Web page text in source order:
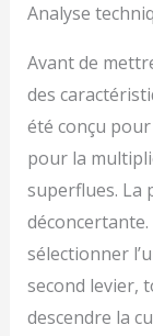
Analyse
Avant de
des
été conçu
pour la
superflues. La
sélectionner
second levier,
descendre la